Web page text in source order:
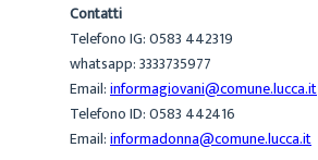
Contatti
Telefono IG: 0583 442319
whatsapp: 3333735977
Email:informagiovani@comune.lucca.it
Telefono ID: 0583 442416
Email:informadonna@comune.lucca.it